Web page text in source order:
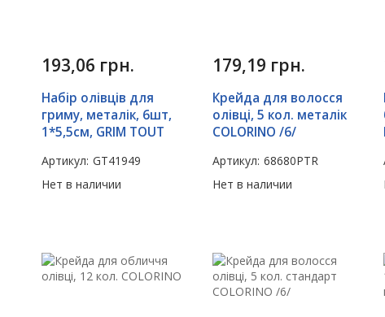
193,06 грн.
Набір олівців для
гриму, металік, 6шт,
1*5,5см, GRIM TOUT
Артикул: GT41949
Нет в наличии
179,19 грн.
Крейда для волосся
олівці, 5 кол. металік
COLORINO /6/
Артикул: 68680PTR
Нет в наличии